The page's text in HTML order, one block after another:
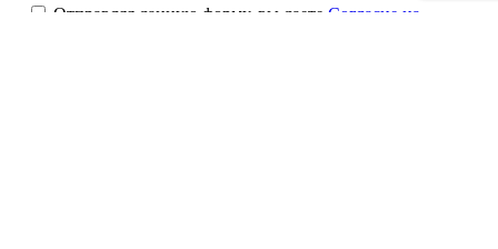
Отправляя данную форму, вы даете Согласие на